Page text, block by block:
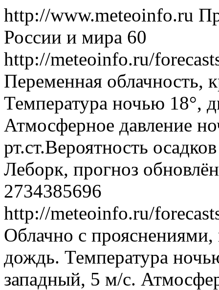
http://www.meteoinfo.ru
России и мира 60
http://meteoinfo.ru/
Переменная облачность,
Температура ночью 18°,
Атмосферное давление
рт.ст.Вероятность
Леборк, прогноз
2734385696
http://meteoinfo.ru/
Облачно с
дождь. Температура
западный, 5 м/с.